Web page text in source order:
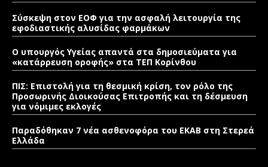
Σύσκεψη στον ΕΟΦ για την ασφαλή λειτουργία της
εφοδιαστικής αλυσίδας φαρμάκων
Ο υπουργός Υγείας απαντά στα δημοσιεύματα για
«κατάρρευση οροφής» στα ΤΕΠ Κορίνθου
ΠΙΣ: Επιστολή για τη θεσμική κρίση, τον ρόλο της
Προσωρινής Διοικούσας Επιτροπής και τη δέσμευση
για νόμιμες εκλογές
Παραδόθηκαν 7 νέα ασθενοφόρα του ΕΚΑΒ στη Στερεά
Ελλάδα